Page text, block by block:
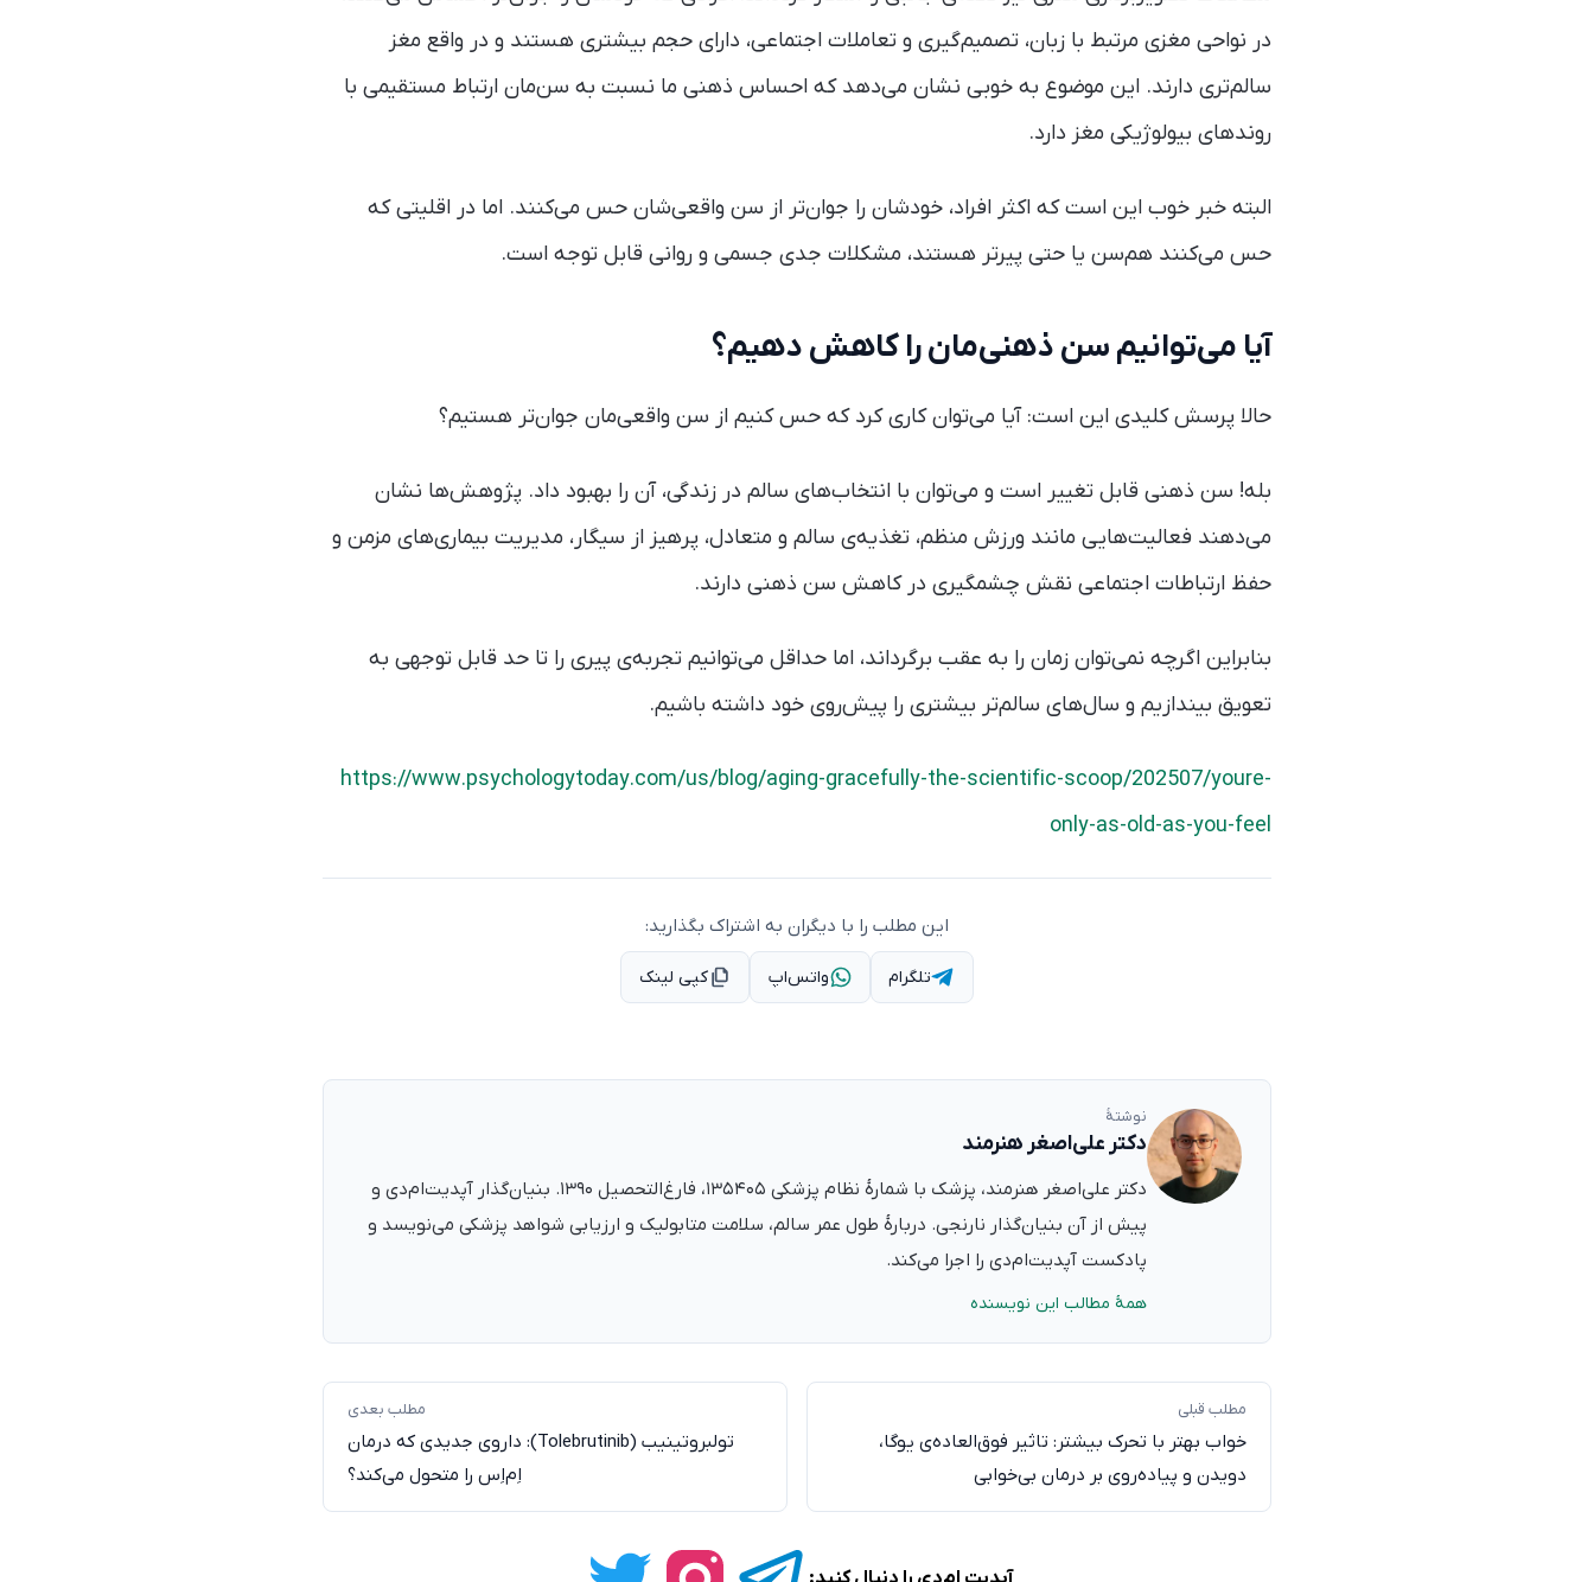
در نواحی مغزی مرتبط با زبان، تصمیم‌گیری و تعاملات اجتماعی، دارای حجم بیشتری هستند و در واقع مغز
سالم‌تری دارند. این موضوع به خوبی نشان می‌دهد که احساس ذهنی ما نسبت به سن‌مان ارتباط مستقیمی با
روندهای بیولوژیکی مغز دارد.
البته خبر خوب این است که اکثر افراد، خودشان را جوان‌تر از سن واقعی‌شان حس می‌کنند. اما در اقلیتی که
حس می‌کنند هم‌سن یا حتی پیرتر هستند، مشکلات جدی جسمی و روانی قابل توجه است.
آیا می‌توانیم سن ذهنی‌مان را کاهش دهیم؟
حالا پرسش کلیدی این است: آیا می‌توان کاری کرد که حس کنیم از سن واقعی‌مان جوان‌تر هستیم؟
بله! سن ذهنی قابل تغییر است و می‌توان با انتخاب‌های سالم در زندگی، آن را بهبود داد. پژوهش‌ها نشان
می‌دهند فعالیت‌هایی مانند ورزش منظم، تغذیه‌ی سالم و متعادل، پرهیز از سیگار، مدیریت بیماری‌های مزمن و
حفظ ارتباطات اجتماعی نقش چشمگیری در کاهش سن ذهنی دارند.
بنابراین اگرچه نمی‌توان زمان را به عقب برگرداند، اما حداقل می‌توانیم تجربه‌ی پیری را تا حد قابل توجهی به
تعویق بیندازیم و سال‌های سالم‌تر بیشتری را پیش‌روی خود داشته باشیم.
https://www.psychologytoday.com/us/blog/aging-gracefully-the-scientific-scoop/202507/youre-
only-as-old-as-you-feel
این مطلب را با دیگران به اشتراک بگذارید:
تلگرام واتس‌اپ کپی لینک
نوشتهٔ
دکتر علی‌اصغر هنرمند
دکتر علی‌اصغر هنرمند، پزشک با شمارهٔ نظام پزشکی ۱۳۵۴۰۵، فارغ‌التحصیل ۱۳۹۰. بنیان‌گذار آپدیت‌ام‌دی و
پیش از آن بنیان‌گذار نارنجی. دربارهٔ طول عمر سالم، سلامت متابولیک و ارزیابی شواهد پزشکی می‌نویسد و
پادکست آپدیت‌ام‌دی را اجرا می‌کند.
همهٔ مطالب این نویسنده
مطلب قبلی
خواب بهتر با تحرک بیشتر: تاثیر فوق‌العاده‌ی یوگا،
دویدن و پیاده‌روی بر درمان بی‌خوابی
مطلب بعدی
تولبروتینیب (Tolebrutinib): داروی جدیدی که درمان
اِم‌اِس را متحول می‌کند؟